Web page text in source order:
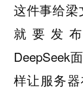
这件事给
就要发布
DeepSeek
样让服务